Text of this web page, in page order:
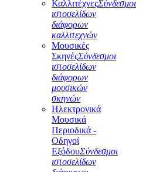
ΚαλλιτέχνεςΣύνδεσμοι
ιστοσελίδων
διάφορων
καλλιτεχνών
Μουσικές
ΣκηνέςΣύνδεσμοι
ιστοσελίδων
διάφορων
μουσικών
σκηνών
Ηλεκτρονικά
Μουσικά
Περιοδικά -
Οδηγοί
ΕξόδουΣύνδεσμοι
ιστοσελίδων